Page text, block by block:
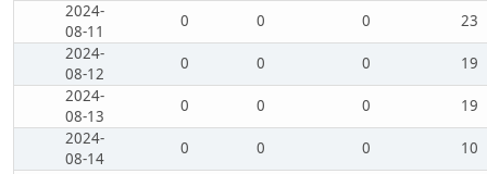
2024-
08-11
0 0 0
23
2024-
08-12
0 0 0
19
2024-
08-13
0 0 0
19
2024-
08-14
0 0 0
10